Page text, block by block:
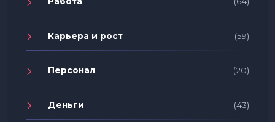
Карьера и рост (59)
Персонал (20)
Деньги (43)